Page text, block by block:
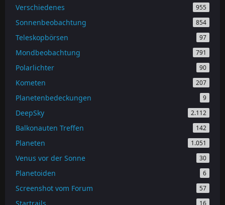
Verschiedenes 955
Sonnenbeobachtung 854
Teleskopbörsen 97
Mondbeobachtung 791
Polarlichter 90
Kometen 207
Planetenbedeckungen 9
DeepSky 2.112
Balkonauten Treffen 142
Planeten 1.051
Venus vor der Sonne 30
Planetoiden 6
Screenshot vom Forum 57
Startrails 16